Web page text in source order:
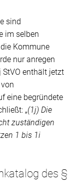
sind
im selben
Kommune
nur anregen
StVO enthält jetzt
eine begründete
„(1j) Die
zuständigen
1 bis 1i
des §